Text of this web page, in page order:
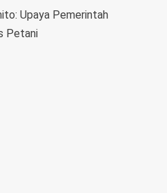
Upaya Pemerintah
Petani